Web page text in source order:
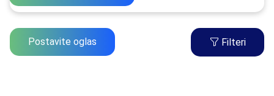
Postavite oglas Filteri